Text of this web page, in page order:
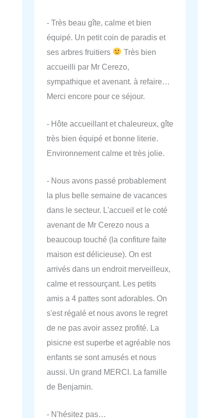
- Très beau gîte, calme et bien
équipé. Un petit coin de paradis et
ses arbres fruitiers
Très bien
accueilli par Mr Cerezo,
sympathique et avenant. à refaire…
Merci encore pour ce séjour.
- Hôte accueillant et chaleureux, gîte
très bien équipé et bonne literie.
Environnement calme et très jolie.
- Nous avons passé probablement
la plus belle semaine de vacances
dans le secteur. L'accueil et le coté
avenant de Mr Cerezo nous a
beaucoup touché (la confiture faite
maison est délicieuse). On est
arrivés dans un endroit merveilleux,
calme et ressourçant. Les petits
amis a 4 pattes sont adorables. On
s'est régalé et nous avons le regret
de ne pas avoir assez profité. La
pisicne est superbe et agréable nos
enfants se sont amusés et nous
aussi. Un grand MERCI. La famille
de Benjamin.
- N'hésitez pas…